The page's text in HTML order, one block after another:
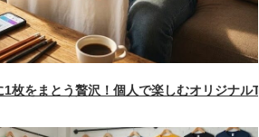
1枚をまとう贅沢！個人で楽しむオリジナ